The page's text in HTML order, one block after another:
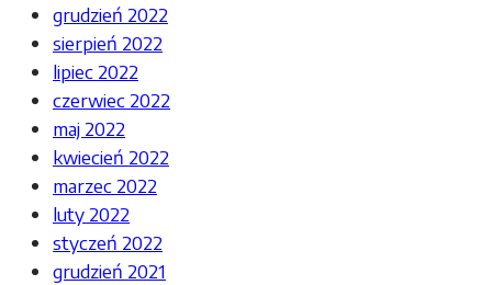
grudzień 2022
sierpień 2022
lipiec 2022
czerwiec 2022
maj 2022
kwiecień 2022
marzec 2022
luty 2022
styczeń 2022
grudzień 2021